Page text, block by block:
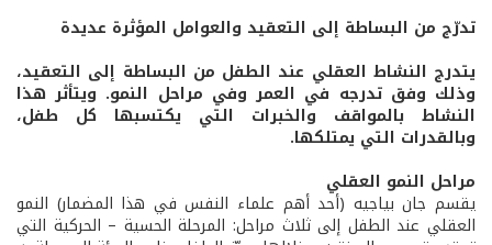
تدرّج من البساطة إلى التعقيد والعوامل المؤثرة عديدة
يتدرج النشاط العقلي عند الطفل من البساطة إلى التعقيد،
وذلك وفق تدرجه في العمر وفي مراحل النمو. ويتأثر هذا
النشاط بالمواقف والخبرات التي يكتسبها كل طفل،
وبالقدرات التي يمتلكها.
مراحل النمو العقلي
يقسم جان بياجيه (أحد أهم علماء النفس في هذا المضمار) النمو
العقلي عند الطفل إلى ثلاث مراحل: المرحلة الحسية – الحركية التي